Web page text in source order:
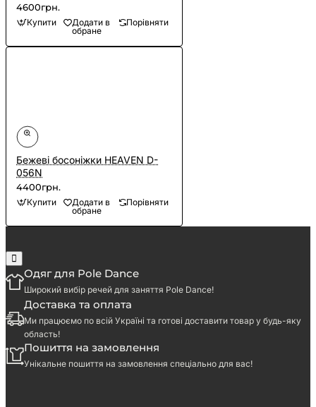
4600грн.
Купити
Додати в
обране
Порівняти
Бежеві босоніжки HEAVEN D-
056N
4400грн.
Купити
Додати в
обране
Порівняти
Одяг для Pole Dance
Широкий вибір речей для заняття Pole Dance!
Доставка та оплата
Ми працюємо по всій Україні та готові доставити товар у будь-яку
область!
Пошиття на замовлення
Унікальне пошиття на замовлення спеціально для вас!